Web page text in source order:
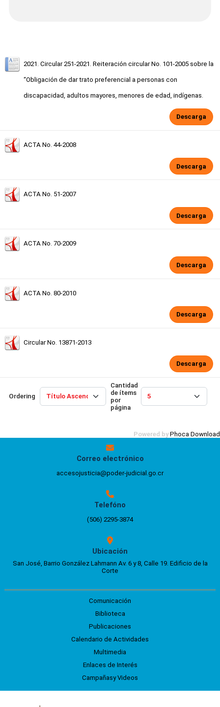
2021. Circular 251-2021. Reiteración circular No. 101-2005 sobre la
“Obligación de dar trato preferencial a personas con
discapacidad, adultos mayores, menores de edad, indígenas.
Descarga
ACTA No. 44-2008
Descarga
ACTA No. 51-2007
Descarga
ACTA No. 70-2009
Descarga
ACTA No. 80-2010
Descarga
Circular No. 13871-2013
Descarga
Ordering
Cantidad
de ítems
por
página
Powered byPhoca Download
Correo electrónico
accesojusticia@poder-judicial.go.cr
Telefóno
(506) 2295-3874
Ubicación
San José, Barrio González Lahmann Av. 6 y 8, Calle 19. Edificio de la
Corte
Comunicación
Biblioteca
Publicaciones
Calendario de Actividades
Multimedia
Enlaces de Interés
Campañasy Videos